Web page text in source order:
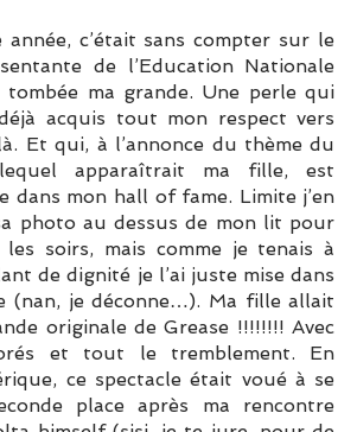
année, c’était sans compter sur le
de l’Education Nationale
ma grande. Une perle qui
acquis tout mon respect vers
Et qui, à l’annonce du thème du
apparaîtrait ma fille, est
dans mon hall of fame. Limite j’en
photo au dessus de mon lit pour
soirs, mais comme je tenais à
de dignité je l’ai juste mise dans
(nan, je déconne…). Ma fille allait
originale de Grease !!!!!!!! Avec
et tout le tremblement. En
ce spectacle était voué à se
place après ma rencontre